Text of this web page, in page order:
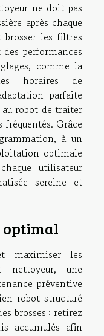
ne doit pas
après chaque
brosser les filtres
performances
comme la
horaires de
parfaite
robot de traiter
Grâce
à un
optimale
utilisateur
sereine et
optimal
maximiser les
nettoyeur, une
préventive
robot structuré
brosses : retirez
accumulés afin